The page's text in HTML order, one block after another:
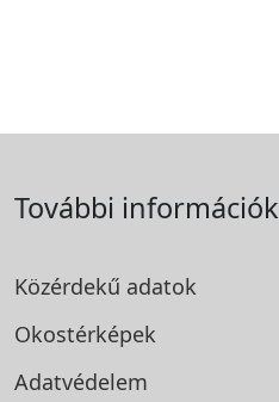
További információk
Közérdekű adatok
Okostérképek
Adatvédelem